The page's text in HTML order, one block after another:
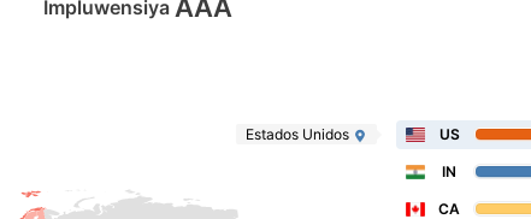
Impluwensiya AAA
Estados Unidos US
IN
CA